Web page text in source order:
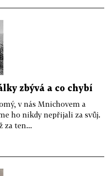
zbývá a co chybí
v nás Mnichovem a
ho nikdy nepřijali za svůj.
za ten...